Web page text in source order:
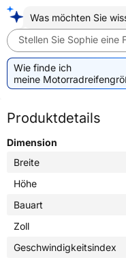
Was möchten Sie
Stellen Sie Sophie eine
Wie finde ich
meine
Produktdetails
Dimension
Breite
Höhe
Bauart
Zoll
Geschwindigkeitsindex